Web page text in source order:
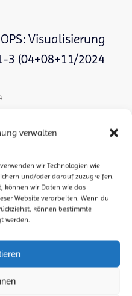
verwalten
wir Technologien wie
und/oder darauf zuzugreifen.
können wir Daten wie das
Website verarbeiten. Wenn du
können bestimmte
werden.
Visualisierung
3 (04+08+11/2024
– Workshop:
im
Kontext nutzen
Minden)
Visual Journey
Kommunikation